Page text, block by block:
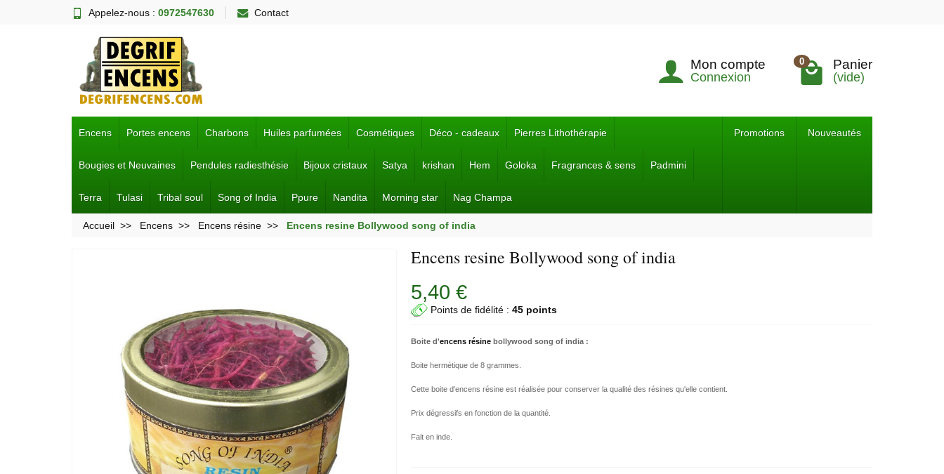
Appelez-nous : 0972547630 Contact
Mon compte
Connexion
0 Panier
(vide)
Encens Portes encens Charbons Huiles parfumées Cosmétiques Déco - cadeaux Pierres Lithothérapie
Bougies et Neuvaines Pendules radiesthésie Bijoux cristaux Satya krishan Hem Goloka Fragrances & sens Padmini
Terra Tulasi Tribal soul Song of India Ppure Nandita Morning star Nag Champa
Promotions Nouveautés
Accueil Encens Encens résine Encens resine Bollywood song of india
Encens resine Bollywood song of india
5,40 €
Points de fidélité :45 points
Boite d'encens résine bollywood song of india :
Boite hermétique de 8 grammes.
Cette boite d'encens résine est réalisée pour conserver la qualité des résines qu'elle contient.
Prix dégressifs en fonction de la quantité.
Fait en inde.